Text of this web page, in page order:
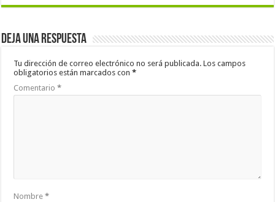
Deja una respuesta
Tu dirección de correo electrónico no será publicada. Los campos
obligatorios están marcados con*
Comentario*
Nombre*